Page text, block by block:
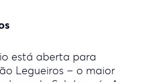
está aberta para
Legueiros – o maior